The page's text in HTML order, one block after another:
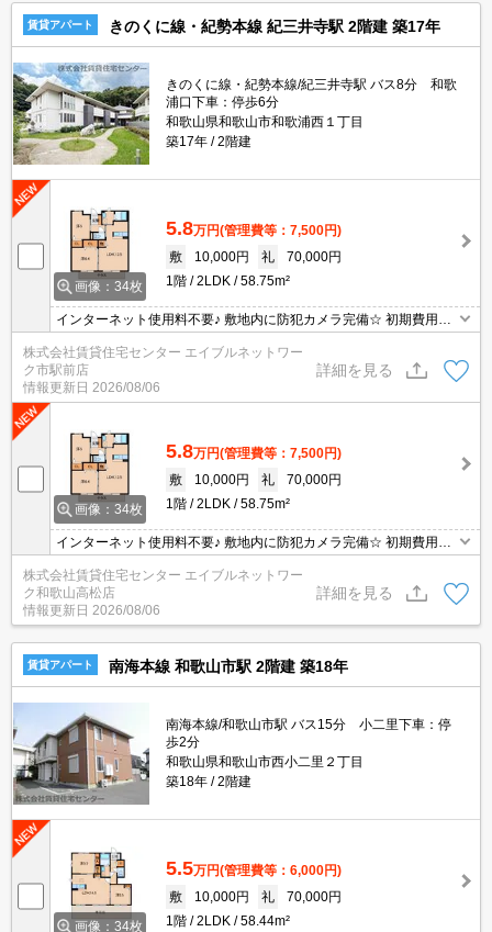
賃貸アパート きのくに線・紀勢本線 紀三井寺駅 2階建 築17年
きのくに線・紀勢本線/紀三井寺駅 バス8分 和歌
浦口下車：停歩6分
和歌山県和歌山市和歌浦西１丁目
築17年
2階建
画像：34枚
5.8万円(管理費等：7,500円)
敷
10,000円 礼
70,000円
1階
2LDK 58.75m²
インターネット使用料不要♪ 敷地内に防犯カメラ完備☆ 初期費用の
交渉は、賃貸住宅センターまで！！
株式会社賃貸住宅センター エイブルネットワー
ク市駅前店
情報更新日 2026/08/06
詳細を見る
画像：34枚
5.8万円(管理費等：7,500円)
敷
10,000円 礼
70,000円
1階
2LDK 58.75m²
インターネット使用料不要♪ 敷地内に防犯カメラ完備☆ 初期費用の
交渉は、賃貸住宅センターまで！！
株式会社賃貸住宅センター エイブルネットワー
ク和歌山高松店
情報更新日 2026/08/06
詳細を見る
賃貸アパート 南海本線 和歌山市駅 2階建 築18年
南海本線/和歌山市駅 バス15分 小二里下車：停
歩2分
和歌山県和歌山市西小二里２丁目
築18年
2階建
画像：34枚
5.5万円(管理費等：6,000円)
敷
10,000円 礼
70,000円
1階
2LDK 58.44m²